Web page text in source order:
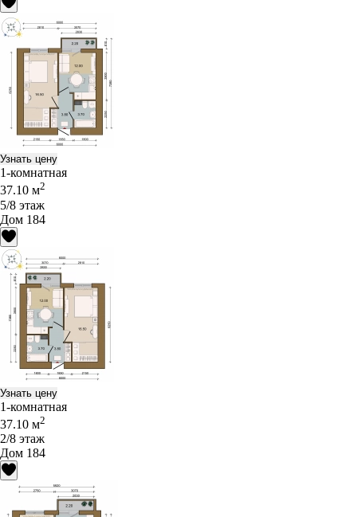
Узнать цену
1-комнатная
37.10 м2
5/8 этаж
Дом 184
Узнать цену
1-комнатная
37.10 м2
2/8 этаж
Дом 184